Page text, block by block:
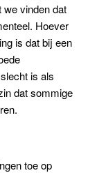
we vinden dat
Hoever
is dat bij een
is als
dat sommige
toe op